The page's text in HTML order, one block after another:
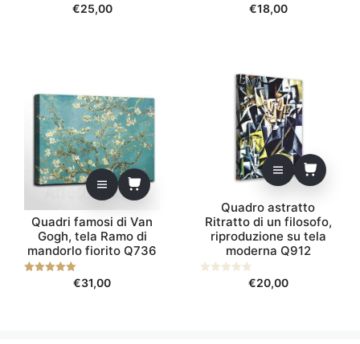
€25,00 €18,00
Quadri famosi di Van
Gogh, tela Ramo di
mandorlo fiorito Q736
€31,00
Quadro astratto
Ritratto di un filosofo,
riproduzione su tela
moderna Q912
€20,00